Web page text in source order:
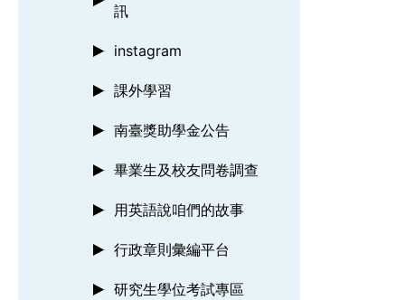
訊
instagram
課外學習
南臺獎助學金公告
畢業生及校友問卷調查
用英語說咱們的故事
行政章則彙編平台
研究生學位考試專區